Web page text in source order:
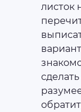
листок